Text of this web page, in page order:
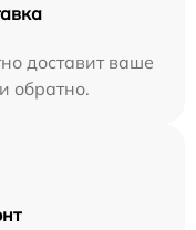
доставит ваше
обратно.